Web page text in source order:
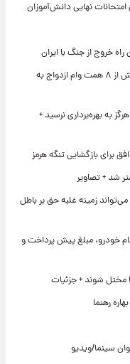
نهایی دانش‌آموزان
خروج از جنگ با ایران
در چهار ماه نخست ۱۴۰۵ رقم خورد؛ پرداخت بیش از ۸ همت وام ازدواج به
به بهره‌برداری نرسید +
برای بازگشایی تنگه هرمز
زمینه غلبه حق بر باطل
خودرو، مبلغ پیش پرداخت و
مختل شوند + جزئیات
رهنما
سینما/ویدیو